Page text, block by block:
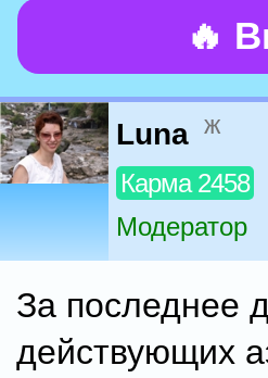
🔥
Luna ж
Карма 2458
Модератор
За последнее
действующих